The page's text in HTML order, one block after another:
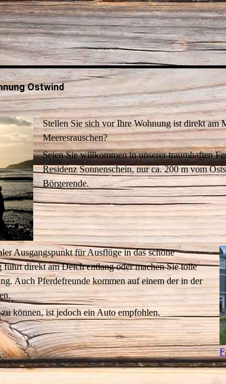
Ostwind
Stellen Sie sich vor Ihre Wohnung ist direkt am
Meeresrauschen?
Seien Sie willkommen in unserer traumhaften
Residenz Sonnenschein, nur ca. 200 m vom
Börgerende.
Ausgangspunkt für Ausflüge in das schöne
direkt am Deich entlang oder machen Sie tolle
Auch Pferdefreunde kommen auf einem der in der
können, ist jedoch ein Auto empfohlen.